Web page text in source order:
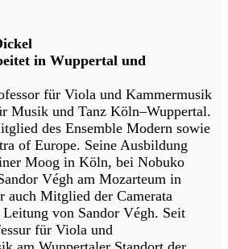
in Wuppertal und
für Viola und Kammermusik
Musik und Tanz Köln–Wuppertal.
des Ensemble Modern sowie
of Europe. Seine Ausbildung
Moog in Köln, bei Nobuko
Végh am Mozarteum in
auch Mitglied der Camerata
von Sandor Végh. Seit
für Viola und